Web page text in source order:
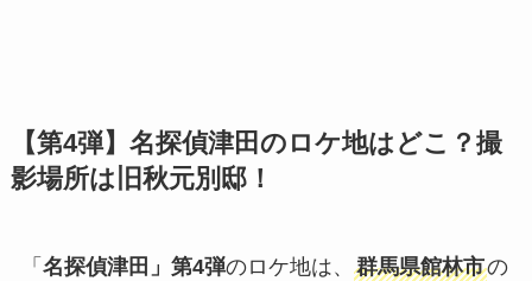
【第4弾】名探偵津田のロケ地はどこ？撮
影場所は旧秋元別邸！
「 名探偵津田」第4弾のロケ地は、 群馬県館林市の